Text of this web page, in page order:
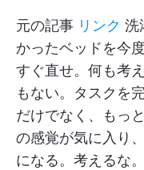
元の記事 リンク 洗
かったベッドを今
すぐ直せ。何も考
もない。タスクを
だけでなく、もっ
の感覚が気に入り
になる。考えるな